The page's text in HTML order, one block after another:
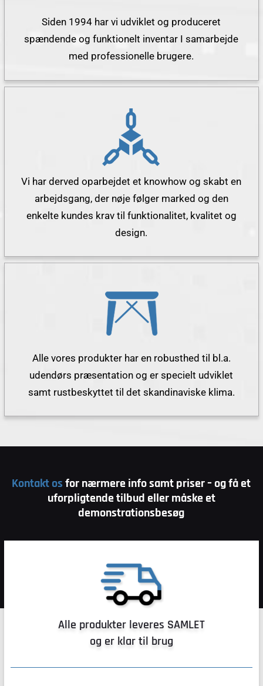
Siden 1994 har vi udviklet og produceret
spændende og funktionelt inventar I samarbejde
med professionelle brugere.
Vi har derved oparbejdet et knowhow og skabt en
arbejdsgang, der nøje følger marked og den
enkelte kundes krav til funktionalitet, kvalitet og
design.
Alle vores produkter har en robusthed til bl.a.
udendørs præsentation og er specielt udviklet
samt rustbeskyttet til det skandinaviske klima.
Kontakt osfor nærmere info samt priser – og få et
uforpligtende tilbud eller måske et
demonstrationsbesøg
Alle produkter leveres SAMLET
og er klar til brug